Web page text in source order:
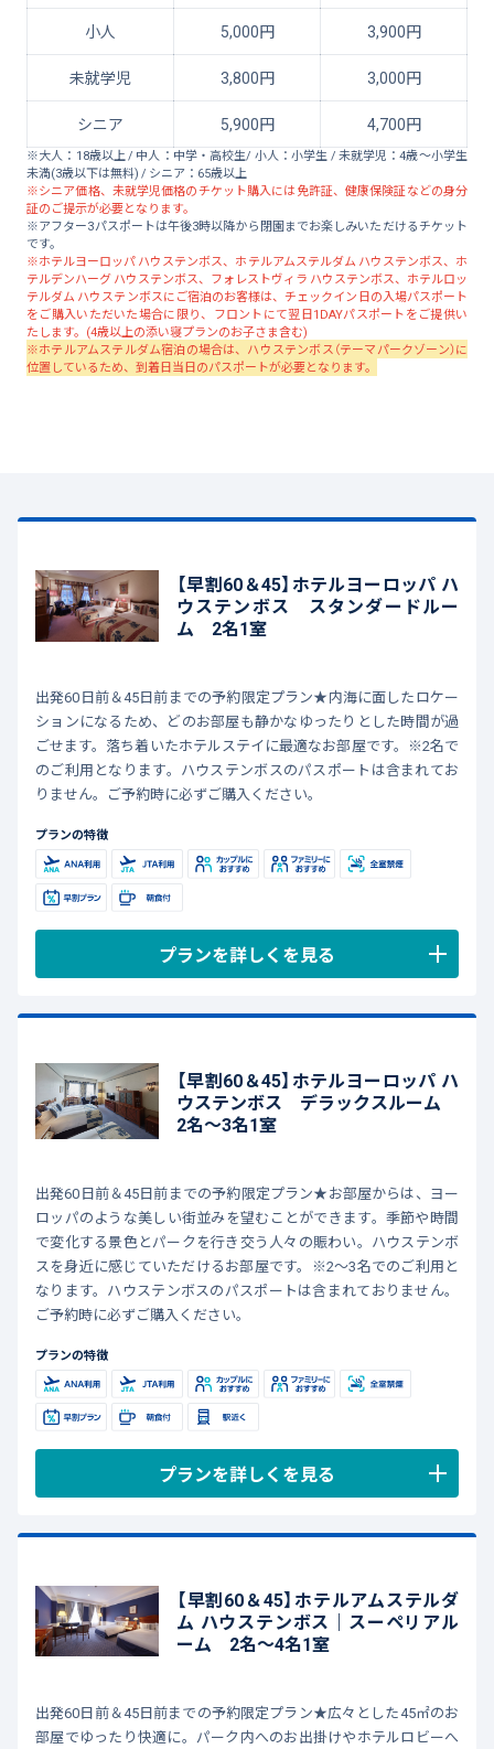
小人 5,000円 3,900円
未就学児 3,800円 3,000円
シニア 5,900円 4,700円
※大人：18歳以上 / 中人：中学・高校生/ 小人：小学生 / 未就学児：4歳～小学生
未満(3歳以下は無料) / シニア：65歳以上
※シニア価格、未就学児価格のチケット購入には免許証、健康保険証などの身分
証のご提示が必要となります。
※アフター3パスポートは午後3時以降から閉園までお楽しみいただけるチケット
です。
※ホテルヨーロッパ ハウステンボス、ホテルアムステルダム ハウステンボス、ホ
テルデンハーグ ハウステンボス、フォレストヴィラ ハウステンボス、ホテルロッ
テルダム ハウステンボスにご宿泊のお客様は、チェックイン日の入場パスポート
をご購入いただいた場合に限り、フロントにて翌日1DAYパスポートをご提供い
たします。(4歳以上の添い寝プランのお子さま含む)
※ホテルアムステルダム宿泊の場合は、ハウステンボス（テーマパークゾーン）に
位置しているため、到着日当日のパスポートが必要となります。
【早割60＆45】ホテルヨーロッパ ハ
ウステンボス スタンダードルー
ム 2名1室
出発60日前＆45日前までの予約限定プラン★内海に面したロケー
ションになるため、どのお部屋も静かなゆったりとした時間が過
ごせます。落ち着いたホテルステイに最適なお部屋です。※2名で
のご利用となります。ハウステンボスのパスポートは含まれてお
りません。ご予約時に必ずご購入ください。
プランの特徴
プランを詳しくを見る
【早割60＆45】ホテルヨーロッパ ハ
ウステンボス デラックスルーム
2名～3名1室
出発60日前＆45日前までの予約限定プラン★お部屋からは、ヨー
ロッパのような美しい街並みを望むことができます。季節や時間
で変化する景色とパークを行き交う人々の賑わい。ハウステンボ
スを身近に感じていただけるお部屋です。※2～3名でのご利用と
なります。ハウステンボスのパスポートは含まれておりません。
ご予約時に必ずご購入ください。
プランの特徴
プランを詳しくを見る
【早割60＆45】ホテルアムステルダ
ム ハウステンボス｜スーペリアル
ーム 2名～4名1室
出発60日前＆45日前までの予約限定プラン★広々とした45㎡のお
部屋でゆったり快適に。パーク内へのお出掛けやホテルロビーへ